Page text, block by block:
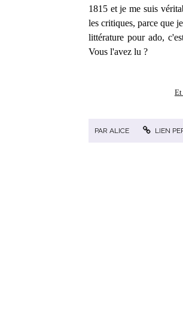
1815 et je me suis
les critiques, parce que
littérature pour ado,
Vous l'avez lu ?
Et
PAR ALICE LIEN